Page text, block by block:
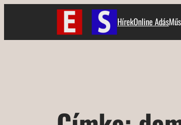
HírekOnline Adás